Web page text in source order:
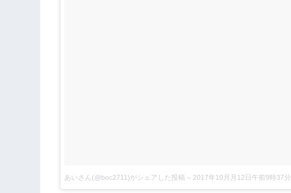
あいさん(@boc2711)がシェアした投稿 – 2017年10月月12日午前9時37分PDT